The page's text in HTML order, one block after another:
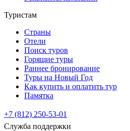
Туристам
Страны
Отели
Поиск туров
Горящие туры
Раннее бронирование
Туры на Новый Год
Как купить и оплатить тур
Памятка
+7 (812) 250-53-01
Служба поддержки